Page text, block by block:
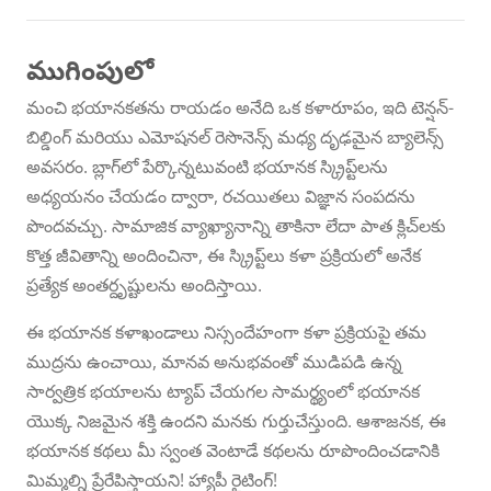
ముగింపులో
మంచి భయానకతను రాయడం అనేది ఒక కళారూపం, ఇది టెన్షన్-
బిల్డింగ్ మరియు ఎమోషనల్ రెసొనెన్స్ మధ్య దృఢమైన బ్యాలెన్స్
అవసరం. బ్లాగ్‌లో పేర్కొన్నటువంటి భయానక స్క్రిప్ట్‌లను
అధ్యయనం చేయడం ద్వారా, రచయితలు విజ్ఞాన సంపదను
పొందవచ్చు. సామాజిక వ్యాఖ్యానాన్ని తాకినా లేదా పాత క్లిచ్‌లకు
కొత్త జీవితాన్ని అందించినా, ఈ స్క్రిప్ట్‌లు కళా ప్రక్రియలో అనేక
ప్రత్యేక అంతర్దృష్టులను అందిస్తాయి.
ఈ భయానక కళాఖండాలు నిస్సందేహంగా కళా ప్రక్రియపై తమ
ముద్రను ఉంచాయి, మానవ అనుభవంతో ముడిపడి ఉన్న
సార్వత్రిక భయాలను ట్యాప్ చేయగల సామర్థ్యంలో భయానక
యొక్క నిజమైన శక్తి ఉందని మనకు గుర్తుచేస్తుంది. ఆశాజనక, ఈ
భయానక కథలు మీ స్వంత వెంటాడే కథలను రూపొందించడానికి
మిమ్మల్ని ప్రేరేపిస్తాయని! హ్యాపీ రైటింగ్!